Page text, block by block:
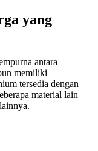
yang
antara
memiliki
tersedia dengan
material lain